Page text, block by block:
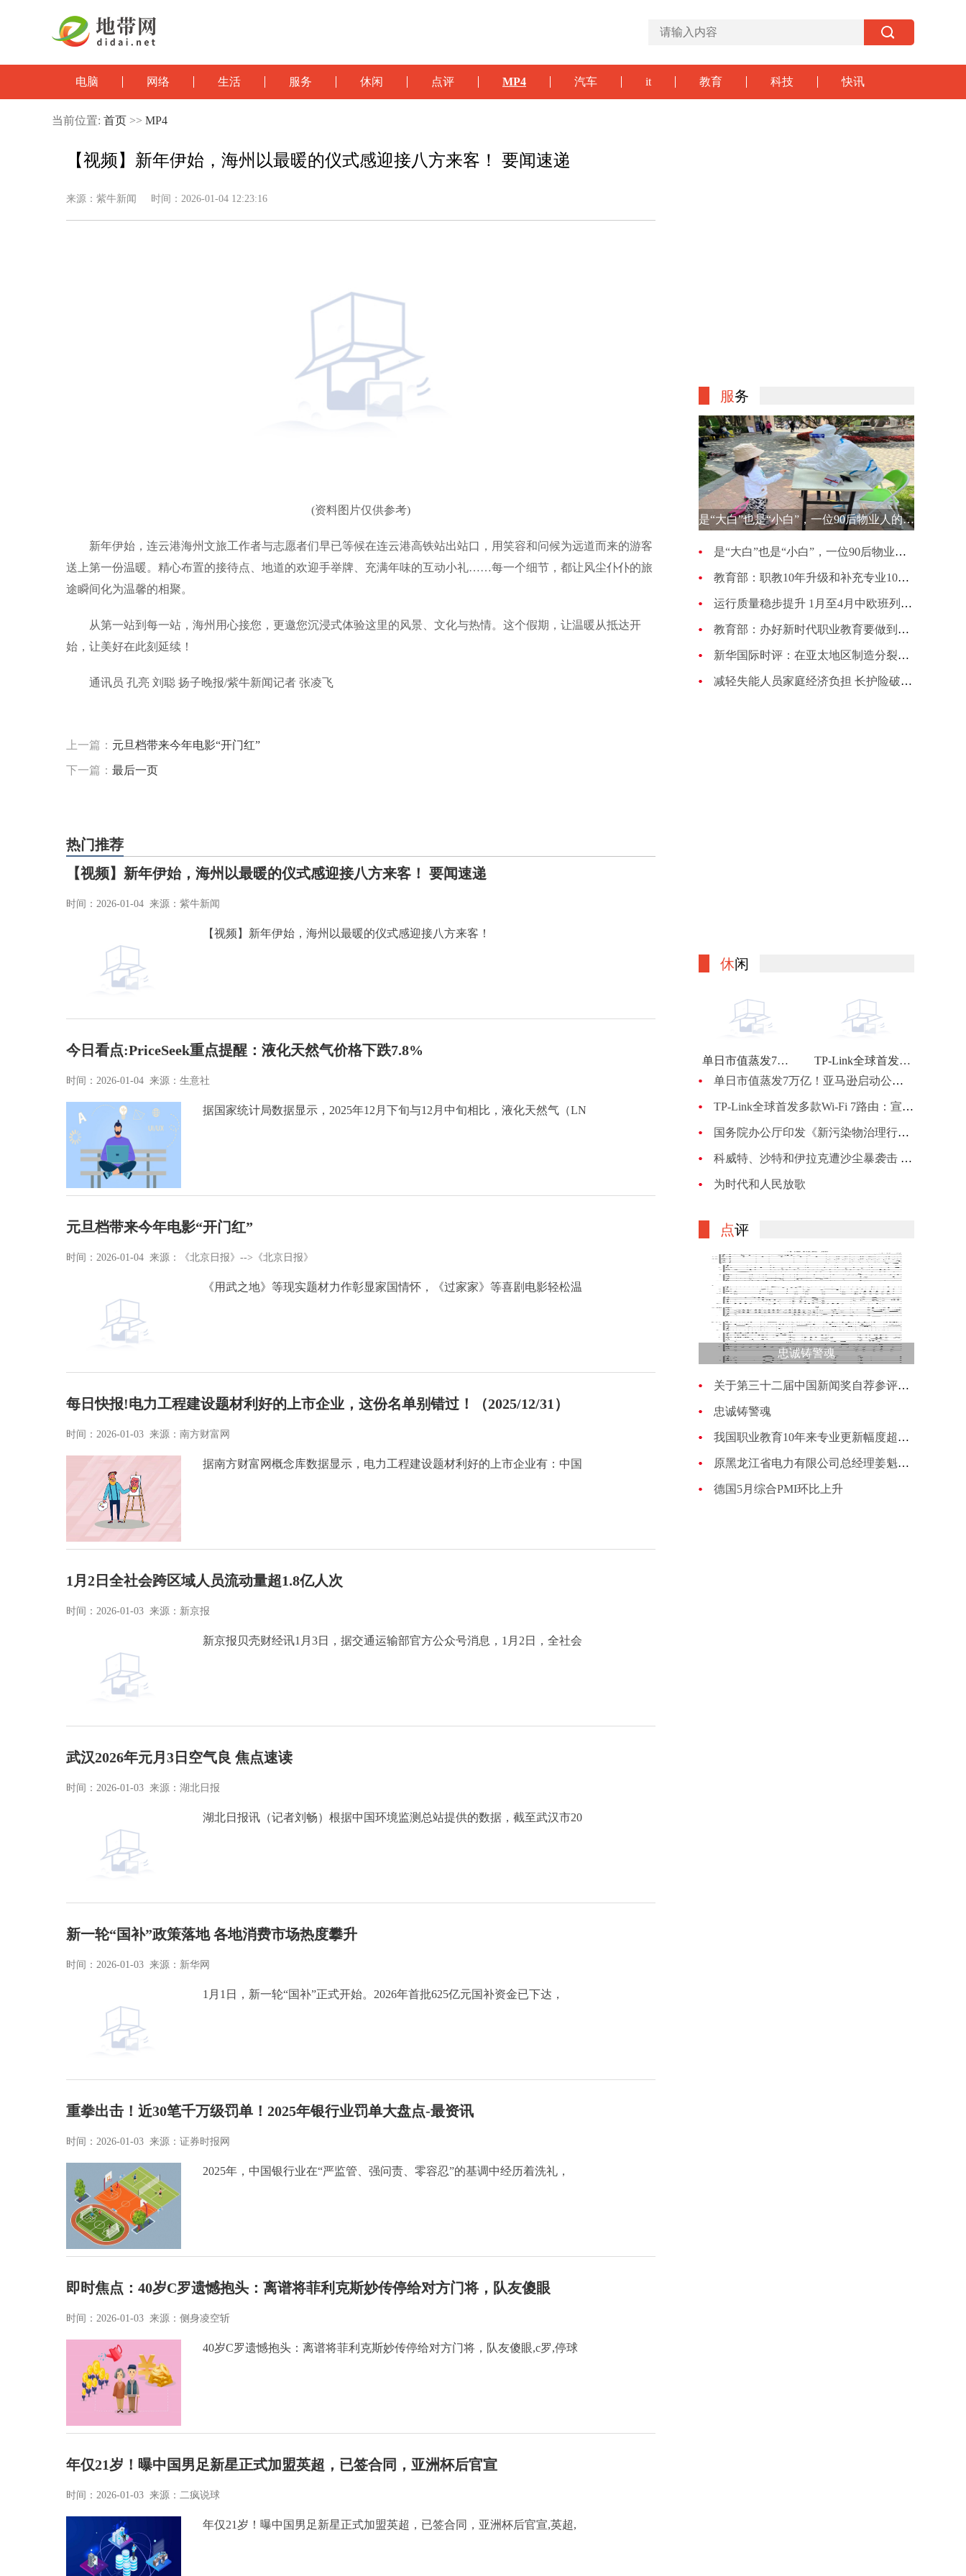
电脑 网络 生活 服务 休闲 点评 MP4 汽车 it 教育 科技 快讯
当前位置: 首页 >> MP4
【视频】新年伊始，海州以最暖的仪式感迎接八方来客！ 要闻速递
来源：紫牛新闻 时间：2026-01-04 12:23:16
(资料图片仅供参考)
新年伊始，连云港海州文旅工作者与志愿者们早已等候在连云港高铁站出站口，用笑容和问候为远道而来的游客
送上第一份温暖。精心布置的接待点、地道的欢迎手举牌、充满年味的互动小礼……每一个细节，都让风尘仆仆的旅
途瞬间化为温馨的相聚。
从第一站到每一站，海州用心接您，更邀您沉浸式体验这里的风景、文化与热情。这个假期，让温暖从抵达开
始，让美好在此刻延续！
通讯员 孔亮 刘聪 扬子晚报/紫牛新闻记者 张凌飞
上一篇： 元旦档带来今年电影“开门红”
下一篇： 最后一页
热门推荐
【视频】新年伊始，海州以最暖的仪式感迎接八方来客！ 要闻速递
时间：2026-01-04 来源：紫牛新闻
【视频】新年伊始，海州以最暖的仪式感迎接八方来客！
今日看点:PriceSeek重点提醒：液化天然气价格下跌7.8%
时间：2026-01-04 来源：生意社
据国家统计局数据显示，2025年12月下旬与12月中旬相比，液化天然气（LN
元旦档带来今年电影“开门红”
时间：2026-01-04 来源：《北京日报》-->《北京日报》
《用武之地》等现实题材力作彰显家国情怀，《过家家》等喜剧电影轻松温
每日快报!电力工程建设题材利好的上市企业，这份名单别错过！（2025/12/31）
时间：2026-01-03 来源：南方财富网
据南方财富网概念库数据显示，电力工程建设题材利好的上市企业有：中国
1月2日全社会跨区域人员流动量超1.8亿人次
时间：2026-01-03 来源：新京报
新京报贝壳财经讯1月3日，据交通运输部官方公众号消息，1月2日，全社会
武汉2026年元月3日空气良 焦点速读
时间：2026-01-03 来源：湖北日报
湖北日报讯（记者刘畅）根据中国环境监测总站提供的数据，截至武汉市20
新一轮“国补”政策落地 各地消费市场热度攀升
时间：2026-01-03 来源：新华网
1月1日，新一轮“国补”正式开始。2026年首批625亿元国补资金已下达，
重拳出击！近30笔千万级罚单！2025年银行业罚单大盘点-最资讯
时间：2026-01-03 来源：证券时报网
2025年，中国银行业在“严监管、强问责、零容忍”的基调中经历着洗礼，
即时焦点：40岁C罗遗憾抱头：离谱将菲利克斯妙传停给对方门将，队友傻眼
时间：2026-01-03 来源：侧身凌空斩
40岁C罗遗憾抱头：离谱将菲利克斯妙传停给对方门将，队友傻眼,c罗,停球
年仅21岁！曝中国男足新星正式加盟英超，已签合同，亚洲杯后官宣
时间：2026-01-03 来源：二疯说球
年仅21岁！曝中国男足新星正式加盟英超，已签合同，亚洲杯后官宣,英超,
服务
是“大白”也是“小白”，一位90后物业人的选择
是“大白”也是“小白”，一位90后物业人的选择
教育部：职教10年升级和补充专业1007种 更新幅度超70%
运行质量稳步提升 1月至4月中欧班列累计开行4813列
教育部：办好新时代职业教育要做到五个“必须坚持”
新华国际时评：在亚太地区制造分裂对抗的图谋注定失败
减轻失能人员家庭经济负担 长护险破局养老困境
休闲
单日市值蒸发7万亿！亚马逊启动公司最大规模裁员：计划裁员约1万人
TP-Link全球首发多款Wi-Fi 7路由：宣称BE900的峰值网速可达24Gbps
单日市值蒸发7万亿！亚马逊启动公司最大规模裁员：计划裁员约1万人
TP-Link全球首发多款Wi-Fi 7路由：宣称BE900的峰值网速可达24Gbps
国务院办公厅印发《新污染物治理行动方案》
科威特、沙特和伊拉克遭沙尘暴袭击 机场、机关等关闭
为时代和人民放歌
点评
忠诚铸警魂
关于第三十二届中国新闻奖自荐参评作品的公示
忠诚铸警魂
我国职业教育10年来专业更新幅度超过70%
原黑龙江省电力有限公司总经理姜魁接受纪律审查和监察调查
德国5月综合PMI环比上升